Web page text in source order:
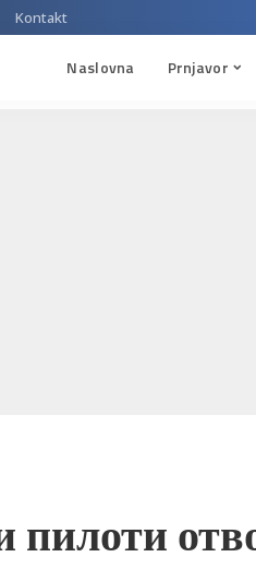
Kontakt
Naslovna Prnjavor